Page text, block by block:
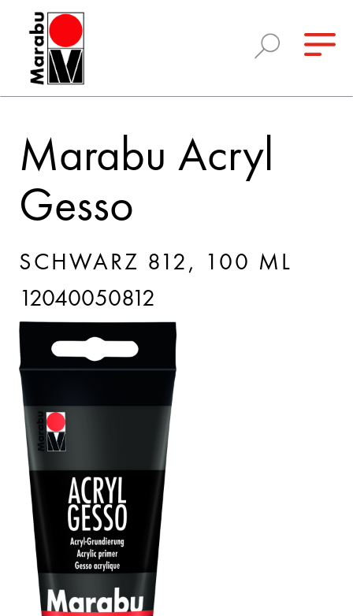
Marabu Acryl
Gesso
SCHWARZ 812, 100 ML
12040050812